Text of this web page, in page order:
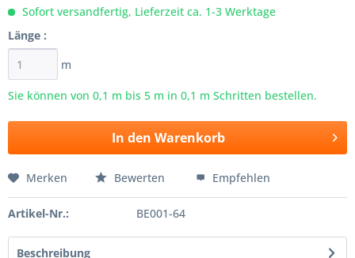
Sofort versandfertig, Lieferzeit ca. 1-3 Werktage
Länge :
m
Sie können von 0,1 m bis 5 m in 0,1 m Schritten bestellen.
In den Warenkorb
Merken Bewerten Empfehlen
Artikel-Nr.: BE001-64
Beschreibung